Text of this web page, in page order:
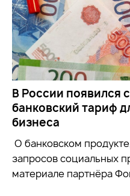
В России появился
банковский тариф
бизнеса
О банковском
запросов социальных
материале партнёра